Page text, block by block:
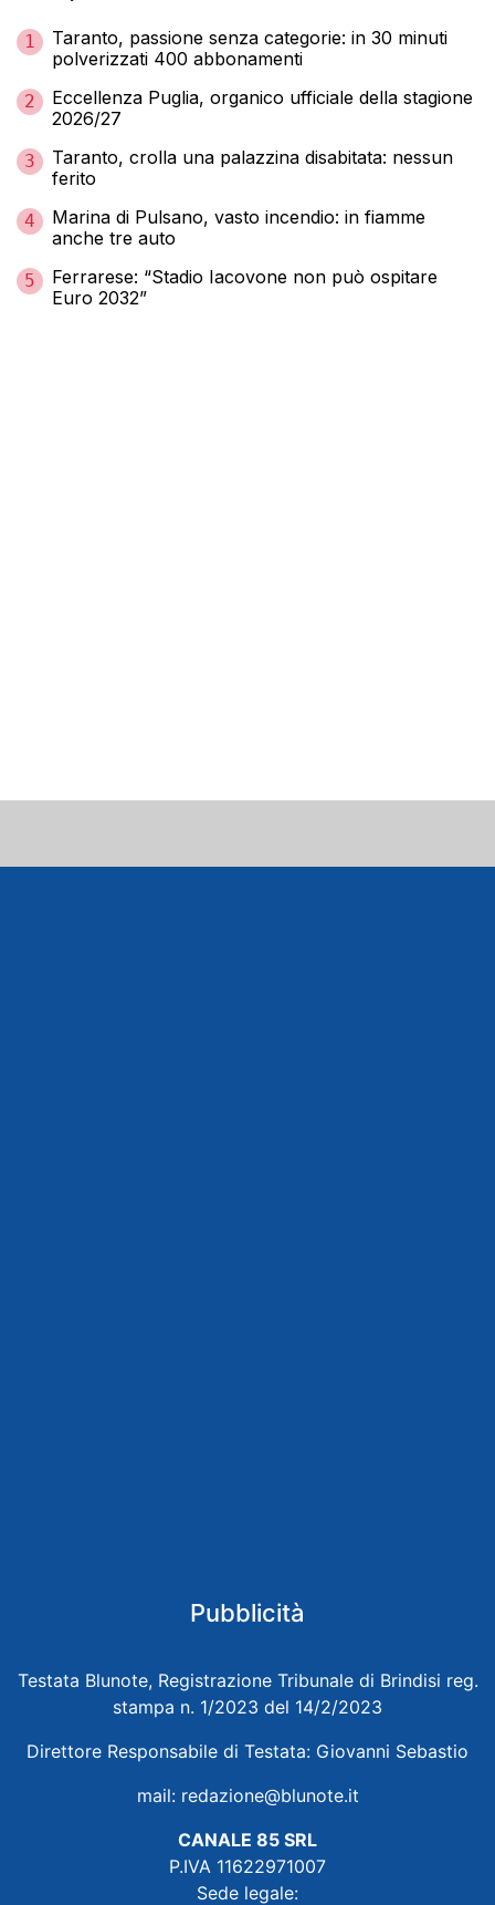
1
Taranto, passione senza categorie: in 30 minuti
polverizzati 400 abbonamenti
2
Eccellenza Puglia, organico ufficiale della stagione
2026/27
3
Taranto, crolla una palazzina disabitata: nessun
ferito
4
Marina di Pulsano, vasto incendio: in fiamme
anche tre auto
5
Ferrarese: “Stadio Iacovone non può ospitare
Euro 2032”
Pubblicità
Testata Blunote, Registrazione Tribunale di Brindisi reg.
stampa n. 1/2023 del 14/2/2023
Direttore Responsabile di Testata: Giovanni Sebastio
mail: redazione@blunote.it
CANALE 85 SRL
P.IVA 11622971007
Sede legale: